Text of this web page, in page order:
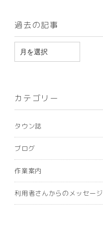
過去の記事
ア
イ
ブ
カテゴリー
タウン誌
ブログ
作業案内
利用者さんからのメッセージ